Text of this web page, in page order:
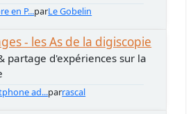
en P...parLe Gobelin
- les As de la digiscopie
partage d'expériences sur la
ad...parrascal